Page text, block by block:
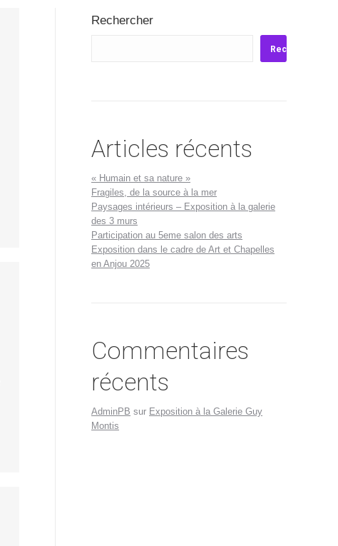
Rechercher
Rechercher
Articles récents
« Humain et sa nature »
Fragiles, de la source à la mer
Paysages intérieurs – Exposition à la galerie
des 3 murs
Participation au 5eme salon des arts
Exposition dans le cadre de Art et Chapelles
en Anjou 2025
Commentaires
récents
AdminPB sur Exposition à la Galerie Guy
Montis